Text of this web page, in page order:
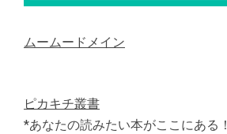
ムームードメイン
ピカキチ叢書
*あなたの読みたい本がここにある！